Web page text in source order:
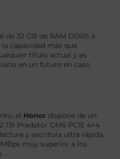
32 GB de RAM DDR5 a
capacidad más que
título actual y es
en un futuro en caso
el Honor dispone de un
TB Predator GM6 PCIE 4×4
y escritura ultra rápida,
muy superior a los
.